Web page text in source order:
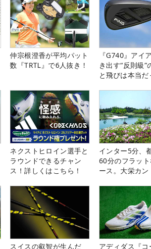
仲宗根澄香が平均パット
数『TRTL』で6人抜き！
『G740』アイ
き出す“反則級”
と飛びは本当だ
ネクストヒロイン選手と
ラウンドできるチャン
ス！詳しくはこちら！
インター5分、
60分のフラッ
ース。大栄カン
スイスの叡智が生んだ
アディダス『コ